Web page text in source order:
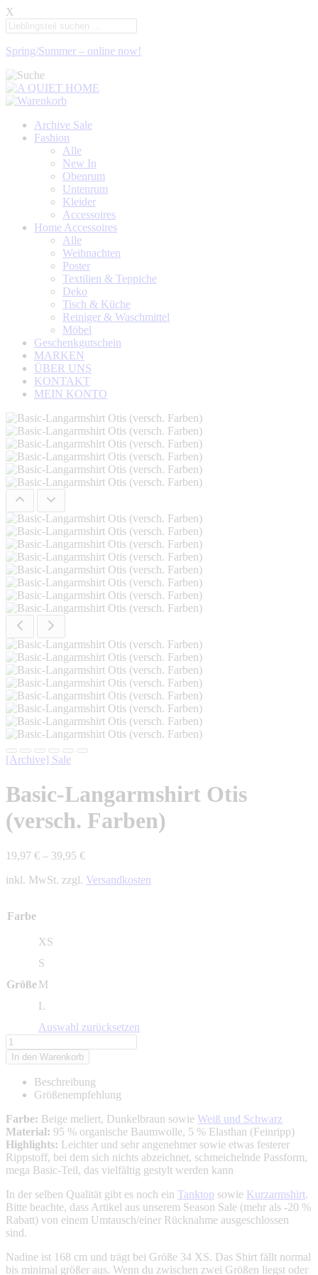
X
Spring/Summer – online now!
Archive Sale
Fashion
Alle
New In
Obenrum
Untenrum
Kleider
Accessoires
Home Accessoires
Alle
Weihnachten
Poster
Textilien & Teppiche
Deko
Tisch & Küche
Reiniger & Waschmittel
Möbel
Geschenkgutschein
MARKEN
ÜBER UNS
KONTAKT
MEIN KONTO
[Archive] Sale
Basic-Langarmshirt Otis
(versch. Farben)
19,97 € – 39,95 €
inkl. MwSt. zzgl. Versandkosten
Farbe
Größe
XS
S
M
L
Auswahl zurücksetzen
Basic-
Langarmshirt
Otis
(versch.
Farben)
In den Warenkorb
Beschreibung
Größenempfehlung
Farbe: Beige meliert, Dunkelbraun sowie Weiß und Schwarz
Material: 95 % organische Baumwolle, 5 % Elasthan (Feinripp)
Highlights: Leichter und sehr angenehmer sowie etwas festerer
Rippstoff, bei dem sich nichts abzeichnet, schmeichelnde Passform,
mega Basic-Teil, das vielfältig gestylt werden kann
In der selben Qualität gibt es noch ein Tanktop sowie Kurzarmshirt.
Bitte beachte, dass Artikel aus unserem Season Sale (mehr als -20 %
Rabatt) von einem Umtausch/einer Rücknahme ausgeschlossen
sind.
Nadine ist 168 cm und trägt bei Größe 34 XS. Das Shirt fällt normal
bis minimal größer aus. Wenn du zwischen zwei Größen liegst oder